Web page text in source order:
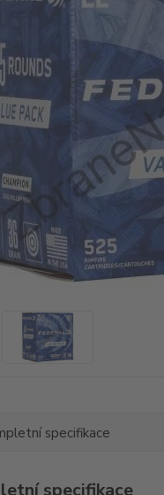
specifikace
specifikace